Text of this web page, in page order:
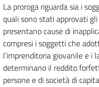
La proroga riguarda sia i
quali sono stati approvati
presentano cause di
compresi i soggetti che
l’imprenditoria giovanile e i
determinano il reddito
persone e di società di